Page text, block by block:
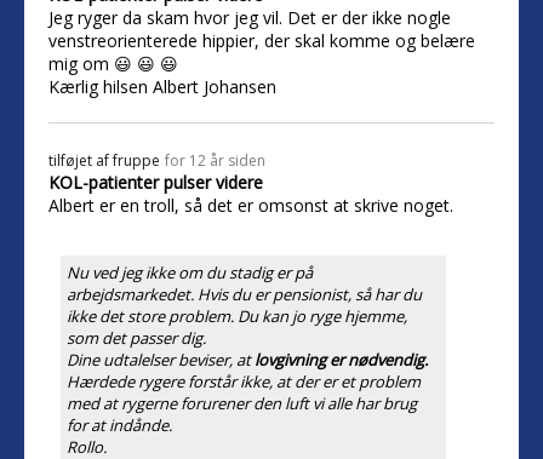
Jeg ryger da skam hvor jeg vil. Det er der ikke nogle
venstreorienterede hippier, der skal komme og belære
mig om 😃 😃 😃
Kærlig hilsen Albert Johansen
tilføjet affruppe for 12 år siden
KOL-patienter pulser videre
Albert er en troll, så det er omsonst at skrive noget.
Nu ved jeg ikke om du stadig er på
arbejdsmarkedet. Hvis du er pensionist, så har du
ikke det store problem. Du kan jo ryge hjemme,
som det passer dig.
Dine udtalelser beviser, atlovgivning er nødvendig.
Hærdede rygere forstår ikke, at der er et problem
med at rygerne forurener den luft vi alle har brug
for at indånde.
Rollo.